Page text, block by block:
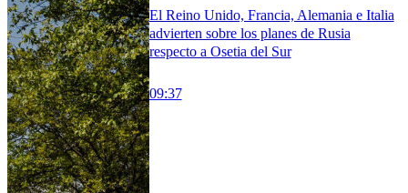
El Reino Unido, Francia, Alemania e Italia
advierten sobre los planes de Rusia
respecto a Osetia del Sur
09:37